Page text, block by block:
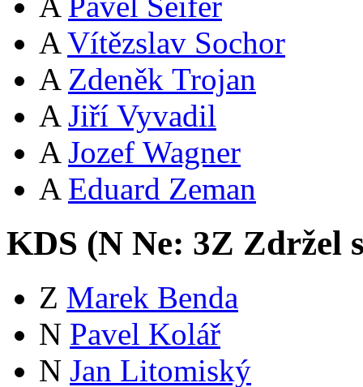
A Vítězslav Sochor
A Zdeněk Trojan
A Jiří Vyvadil
A Jozef Wagner
A Eduard Zeman
KDS (N Ne: 3Z Zdržel
Z Marek Benda
N Pavel Kolář
N Jan Litomiský